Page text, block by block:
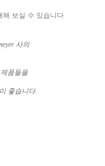
해 보실 수 있습니다
사의
품들을
좋습니다.